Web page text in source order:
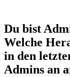
Du bist
Welche
in den
Admins an